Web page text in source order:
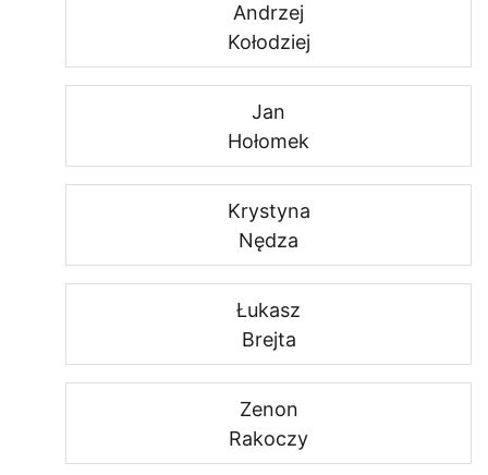
Andrzej
Kołodziej
Jan
Hołomek
Krystyna
Nędza
Łukasz
Brejta
Zenon
Rakoczy